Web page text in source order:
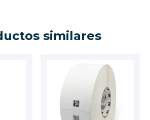
similares